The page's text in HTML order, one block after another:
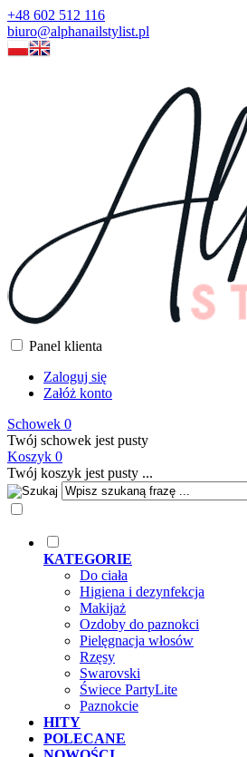
+48 602 512 116
biuro@alphanailstylist.pl
Panel klienta
Zaloguj się
Załóż konto
Schowek 0
Twój schowek jest pusty
Koszyk 0
Twój koszyk jest pusty ...
KATEGORIE
Do ciała
Higiena i dezynfekcja
Makijaż
Ozdoby do paznokci
Pielęgnacja włosów
Rzęsy
Swarovski
Świece PartyLite
Paznokcie
HITY
POLECANE